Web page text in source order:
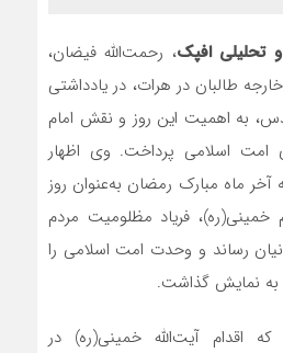
تحلیلی افپک، رحمت‌الله فیضان،
طالبان در هرات، در یادداشتی
به اهمیت این روز و نقش امام
امت اسلامی پرداخت. وی اظهار
ماه مبارک رمضان به‌عنوان روز
فریاد مظلومیت مردم
رساند و وحدت امت اسلامی را
به نمایش گذاشت.
اقدام آیت‌الله خمینی(ره) در